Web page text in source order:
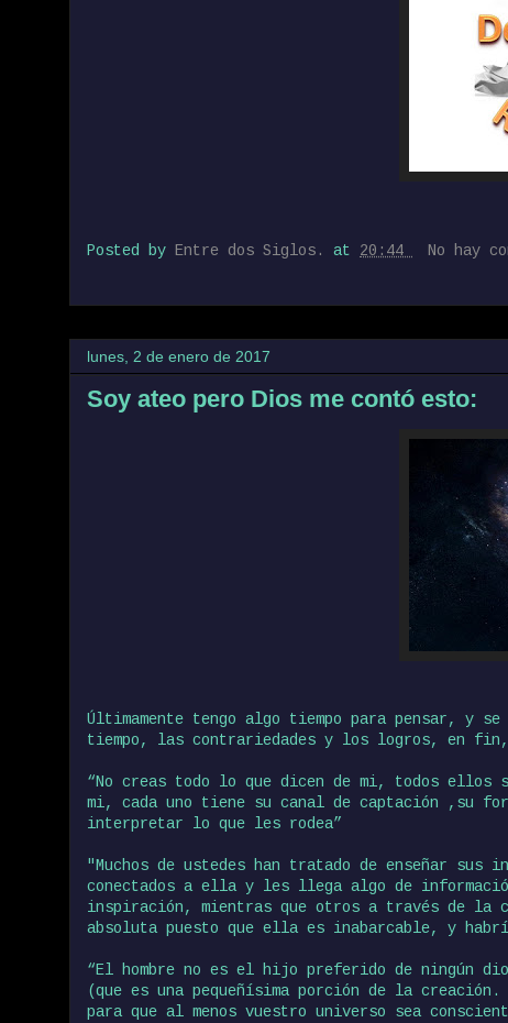
Posted by Entre dos Siglos. at 20:44 No hay
lunes, 2 de enero de 2017
Soy ateo pero Dios me contó esto:
Últimamente tengo algo tiempo para pensar, y
tiempo, las contrariedades y los logros, en
“No creas todo lo que dicen de mi, todos ellos
mi, cada uno tiene su canal de captación ,su
interpretar lo que les rodea”
"Muchos de ustedes han tratado de enseñar
conectados a ella y les llega algo de
inspiración, mientras que otros a través de la
absoluta puesto que ella es inabarcable, y
“El hombre no es el hijo preferido de ningún
(que es una pequeñísima porción de la
para que al menos vuestro universo sea